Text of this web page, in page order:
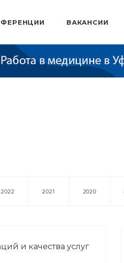
ВАКАНСИИ
2022 2021 2020
и качества услуг